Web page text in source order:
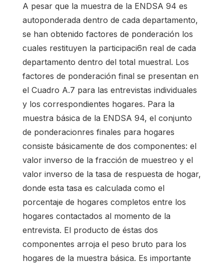
A pesar que la muestra de la ENDSA 94 es
autoponderada dentro de cada departamento,
se han obtenido factores de ponderación los
cuales restituyen la participaci6n real de cada
departamento dentro del total muestral. Los
factores de ponderación final se presentan en
el Cuadro A.7 para las entrevistas individuales
y los correspondientes hogares. Para la
muestra básica de la ENDSA 94, el conjunto
de ponderacionres finales para hogares
consiste básicamente de dos componentes: el
valor inverso de la fracción de muestreo y el
valor inverso de la tasa de respuesta de hogar,
donde esta tasa es calculada como el
porcentaje de hogares completos entre los
hogares contactados al momento de la
entrevista. El producto de éstas dos
componentes arroja el peso bruto para los
hogares de la muestra básica. Es importante